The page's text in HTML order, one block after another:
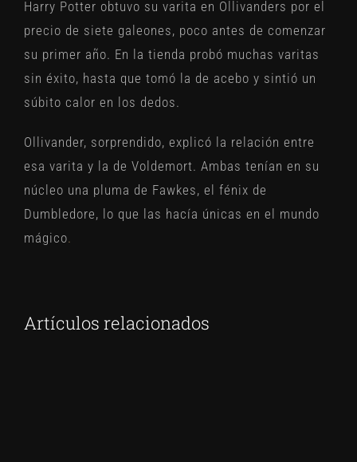
Harry Potter obtuvo su varita en Ollivanders por el
precio de siete galeones, poco antes de comenzar
su primer año. En la tienda probó muchas varitas
sin éxito, hasta que tomó la de acebo y sintió un
súbito calor en los dedos.
Ollivander, sorprendido, explicó la relación entre
esa varita y la de Voldemort. Ambas tenían en su
núcleo una pluma de Fawkes, el fénix de
Dumbledore, lo que las hacía únicas en el mundo
mágico.
Artículos relacionados